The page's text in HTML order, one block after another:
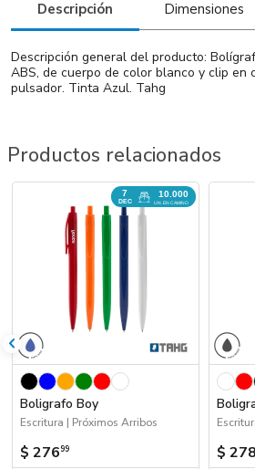
Descripción Dimensiones
Descripción general del producto:
ABS, de cuerpo de color blanco y clip en
pulsador. Tinta Azul. Tahg
Productos relacionados
7
DEC
10.000
UN. EN CAMINO
Boligrafo Boy
Escritura | Próximos Arribos
$ 27699 $ 278